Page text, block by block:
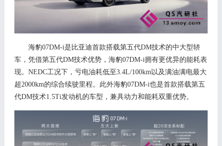
海豹07DM-i是比亚迪首款搭载第五代DM技术的中大型轿
车，凭借第五代DM技术优势，海豹07DM-i拥有更优异的能耗表
现。 NEDC工况下，亏电油耗低至3.4L/100km以及满油满电最大
超2000km的综合续驶里程。 此外海豹07DM-i也是首款搭载第五
代DM技术1.5Ti发动机的车型，兼具动力和能耗双重优势。